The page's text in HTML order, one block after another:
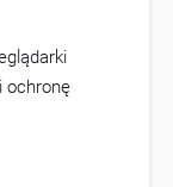
ochronę